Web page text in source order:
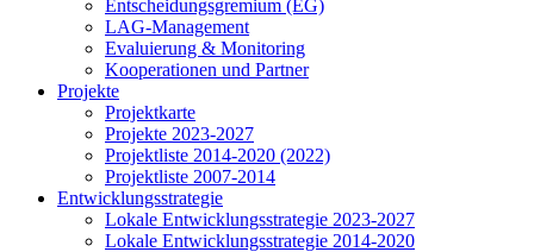
Entscheidungsgremium (EG)
LAG-Management
Evaluierung & Monitoring
Kooperationen und Partner
Projekte
Projektkarte
Projekte 2023-2027
Projektliste 2014-2020 (2022)
Projektliste 2007-2014
Entwicklungsstrategie
Lokale Entwicklungsstrategie 2023-2027
Lokale Entwicklungsstrategie 2014-2020